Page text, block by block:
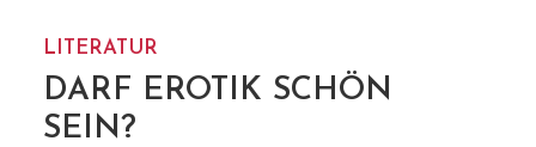
LITERATUR
DARF EROTIK SCHÖN
SEIN?